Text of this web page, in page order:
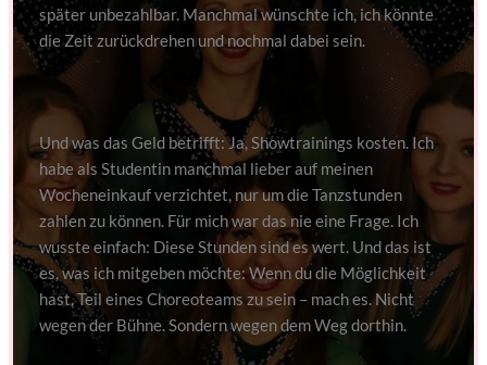
später unbezahlbar. Manchmal wünschte ich, ich könnte
die Zeit zurückdrehen und nochmal dabei sein.
Und was das Geld betrifft: Ja, Showtrainings kosten. Ich
habe als Studentin manchmal lieber auf meinen
Wocheneinkauf verzichtet, nur um die Tanzstunden
zahlen zu können. Für mich war das nie eine Frage. Ich
wusste einfach: Diese Stunden sind es wert. Und das ist
es, was ich mitgeben möchte: Wenn du die Möglichkeit
hast, Teil eines Choreoteams zu sein – mach es. Nicht
wegen der Bühne. Sondern wegen dem Weg dorthin.